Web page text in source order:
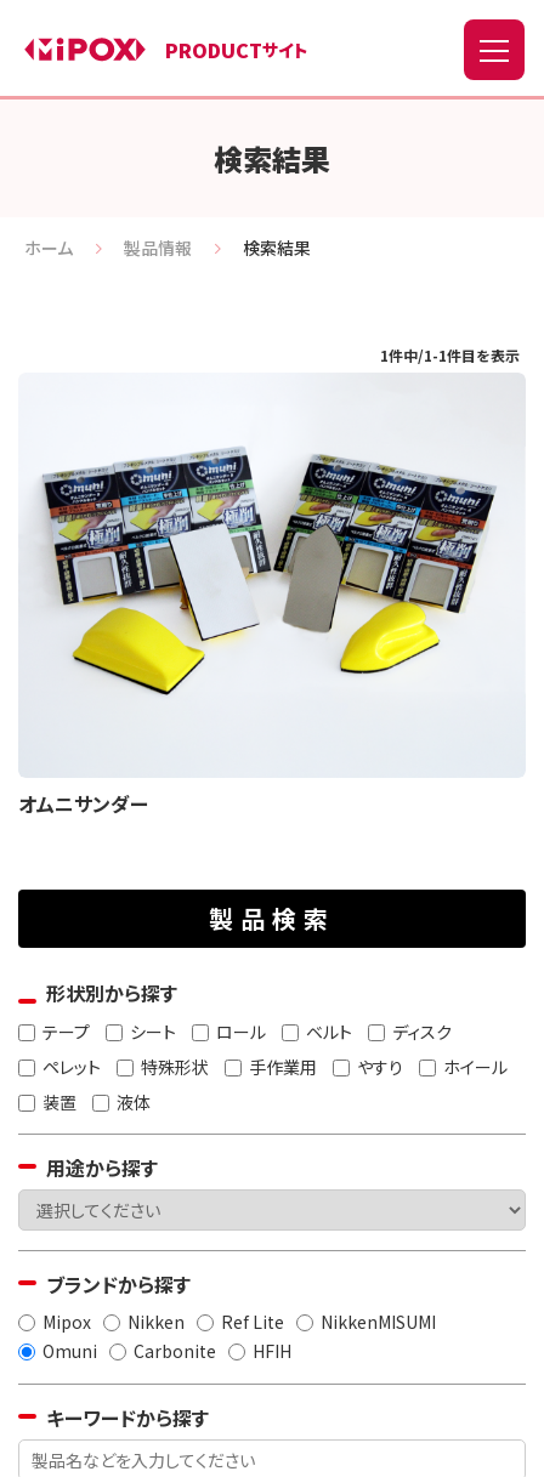
PRODUCTサイト
検索結果
ホーム 製品情報 検索結果
1件中/1-1件目を表示
オムニサンダー
製品検索
形状別から探す
テープ シート ロール ベルト
ディスク
ペレット
特殊形状 手作業用 やすり
ホイール
装置
液体
用途から探す
ブランドから探す
Mipox Nikken Ref Lite
NikkenMISUMI
Omuni
Carbonite HFIH
キーワードから探す